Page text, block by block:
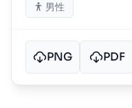
男性
PNG PDF